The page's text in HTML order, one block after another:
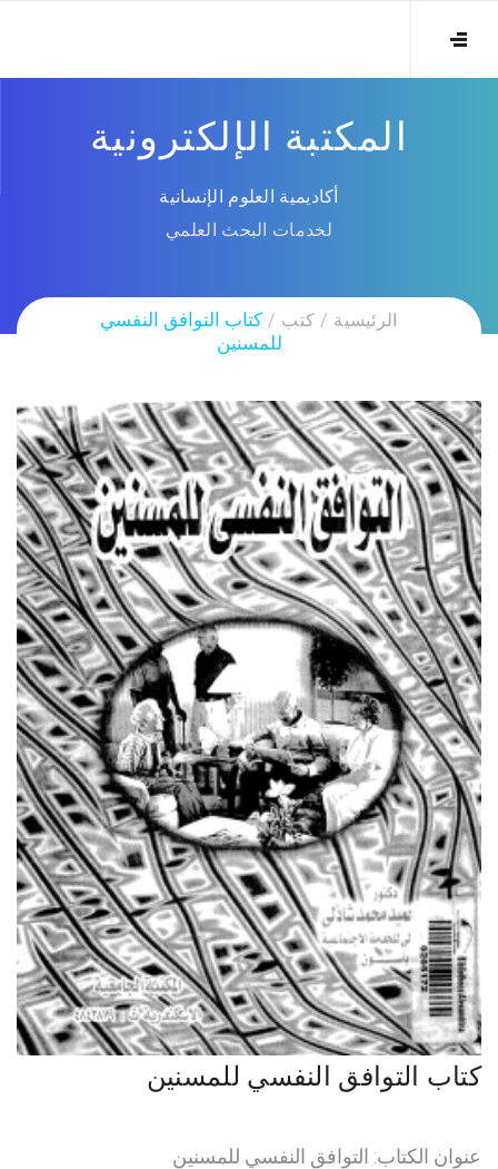
المكتبة الإلكترونية
أكاديمية العلوم الإنسانية
لخدمات البحث العلمي
الرئيسية كتب
كتاب التوافق النفسي
للمسنين
كتاب التوافق النفسي للمسنين
عنوان الكتاب: التوافق النفسي للمسنين